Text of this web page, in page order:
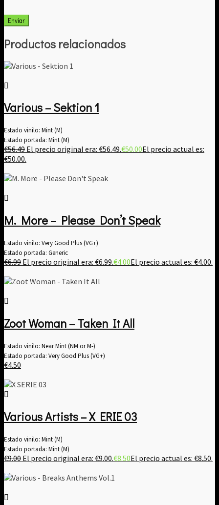
Productos relacionados
Various – Sektion 1
Estado vinilo: Mint (M)
Estado portada: Mint (M)
€56.49 El precio original era: €56.49.€50.00El precio actual es:
€50.00.
M. More – Please Don’t Speak
Estado vinilo: Very Good Plus (VG+)
Estado portada: Generic
€6.99 El precio original era: €6.99.€4.00El precio actual es: €4.00.
Zoot Woman – Taken It All
Estado vinilo: Near Mint (NM or M-)
Estado portada: Very Good Plus (VG+)
€4.50
Various Artists ‎– X ERIE 03
Estado vinilo: Mint (M)
Estado portada: Mint (M)
€9.00 El precio original era: €9.00.€8.50El precio actual es: €8.50.